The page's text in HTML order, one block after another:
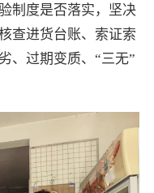
制度是否落实，坚决
查进货台账、索证索
、过期变质、“三无”